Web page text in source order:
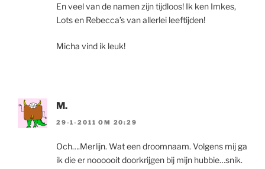
En veel van de namen zijn tijdloos! Ik ken Imkes,
Lots en Rebecca’s van allerlei leeftijden!
Micha vind ik leuk!
M.
29-1-2011 OM 20:29
Och….Merlijn. Wat een droomnaam. Volgens mij ga
ik die er noooooit doorkrijgen bij mijn hubbie…snik.